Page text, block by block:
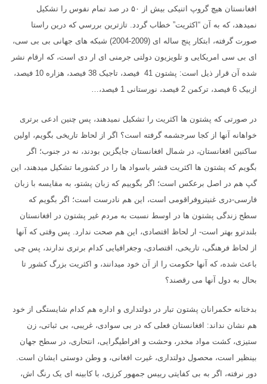
افغانستان هیچ گروپ اتنیکی بیش از ۵۰ در صد تمام نفوس را تشکیل
نمیدهد، که به آن “اکثریت” خطاب گردد. تازترین بررسي که درین راستا
صورت گرفته، ابتکار پنج ساله ای (2009-2004) شبکه های جهانی بی بی سی،
ای بی سی امریکایی و تلویزیون دولتی جرمنی ای ار دی است، که ارقام نشر
شده آن قرار ذیل است: پشتون 41 فیصد، تاجیک 38 فیصد، هزاره 10 فیصد،
ازبیک 6 فیصد، ترکمن 2 فیصد، نورستانی 1 فیصد،…
در صورتی که پشتون ها اکثریت را تشکیل نمیدهند، پس چنین ادعی برتری
خواهانه آنها از کجا سرجشمه گرفته است؟ اگر از لحاظ تاریخی بگویم، اولین
ساکنین افغانستان، در شمال افغانستان جایگزین بودند، نه در جنوب؛ اگر
بگویم که پشتون ها اکثریت قشر باسواد ها را در کشورما تشکیل میدهند، این
گپ هم در اصل برعکس است؛ اگر بگوییم که زبان پشتو، به مقایسه با زبان
فارسی-دری غنیتروفراقومی است، این هم نادرست است؛ اگر بگویم که
سطح زندگی پشتون ها در اوسط نسبت به مردم غیر پشتون در افغانستان
بلندترو بهتر است- ار لحاظ اقتصادی، این هم صحت ندارد. پس وقتی که آنها
از لحاظ فرهنگی، تاریخی، اقتصادی، وجغرافیایی کدام برتری ندارند، پس چی
باعث شده، که آنها حکومت را از آن خود میدانند، و اکثریت بزرگ کشور تا
بحال به دول آنها می رقصند؟
بدختانه حکمرانان پشتون تبار در دولتداری و اداره هم کدام شایستگی از خود
هم نشان نداند: افغانستان فعلی که در بی سوادی، غریبی، بی ثباتی، زن
ستیزی، کشت مواد مخدر، وحشت و افراطیگرایی، انتحاری، در سطح جهان
بینظیر است، محصول دولتداری، غیرت افغانی، و وطن دوستی ایشان است.
دور نرفته، اگر به بی کفایتی رییس جمهور کرزی، با کابینه ای یک رنگ اش،